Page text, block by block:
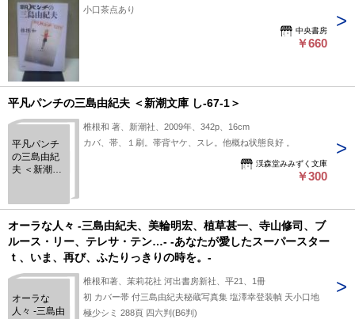
小口茶点あり
中央書房
￥660
平凡パンチの三島由紀夫 ＜新潮文庫 し-67-1＞
平凡パンチ
の三島由紀
夫 ＜新潮文
椎根和 著、新潮社、2009年、342p、16cm
カバ、帯、１刷。帯背ヤケ、スレ。他概ね状態良好 。
渓森堂みみずく文庫
￥300
オーラな人々 -三島由紀夫、美輪明宏、植草甚一、寺山修司、ブ
ルース・リー、テレサ・テン…- -あなたが愛したスーパースター
ｔ、いま、再び、ふたりっきりの時を。-
オーラな
人々 -三島由
椎根和著、茉莉花社 河出書房新社、平21、1冊
初 カバー帯 付三島由紀夫秘蔵写真集 塩澤幸登装幀 天小口地
極少シミ 288頁 四六判(B6判)